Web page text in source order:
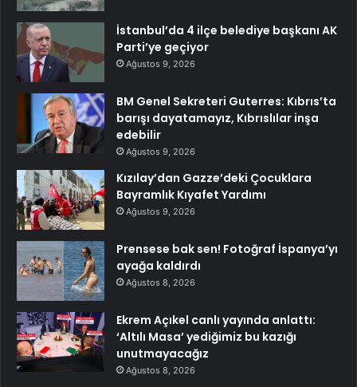
İstanbul’da 4 ilçe belediye başkanı AK
Parti’ye geçiyor
Ağustos 9, 2026
BM Genel Sekreteri Guterres: Kıbrıs’ta
barışı dayatamayız, Kıbrıslılar inşa
edebilir
Ağustos 9, 2026
Kızılay’dan Gazze’deki Çocuklara
Bayramlık Kıyafet Yardımı
Ağustos 9, 2026
Prensese bak sen! Fotoğraf İspanya’yı
ayağa kaldırdı
Ağustos 8, 2026
Ekrem Açıkel canlı yayında anlattı:
‘Altılı Masa’ yediğimiz bu kazığı
unutmayacağız
Ağustos 8, 2026